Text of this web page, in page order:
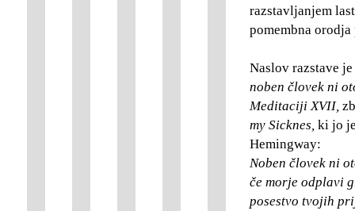
razstavljanjem
pomembna orodja
Naslov razstave
noben človek ni
Meditaciji XVII,
my Sicknes ki jo
Hemingway:
Noben človek ni
če morje odplavi
posestvo tvojih